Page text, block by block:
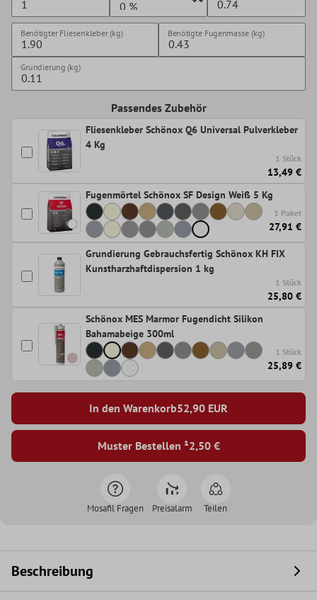
Benötigter Fliesenkleber (kg) Benötigte Fugenmasse (kg)
Grundierung (kg)
Passendes Zubehör
Fliesenkleber Schönox Q6 Universal Pulverkleber
4 Kg
1 Stück
13,49 €
Fugenmörtel Schönox SF Design Weiß 5 Kg
1 Paket
27,91 €
Grundierung Gebrauchsfertig Schönox KH FIX
Kunstharzhaftdispersion 1 kg
1 Stück
25,80 €
Schönox MES Marmor Fugendicht Silikon
Bahamabeige 300ml
1 Stück
25,89 €
In den Warenkorb52,90 EUR
Muster Bestellen ¹2,50 €
Mosafil Fragen Preisalarm Teilen
Beschreibung